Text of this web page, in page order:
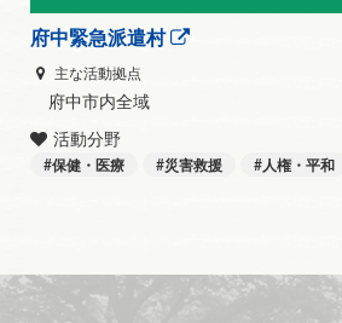
府中緊急派遣村
主な活動拠点
府中市内全域
活動分野
保健・医療 災害救援 人権・平和